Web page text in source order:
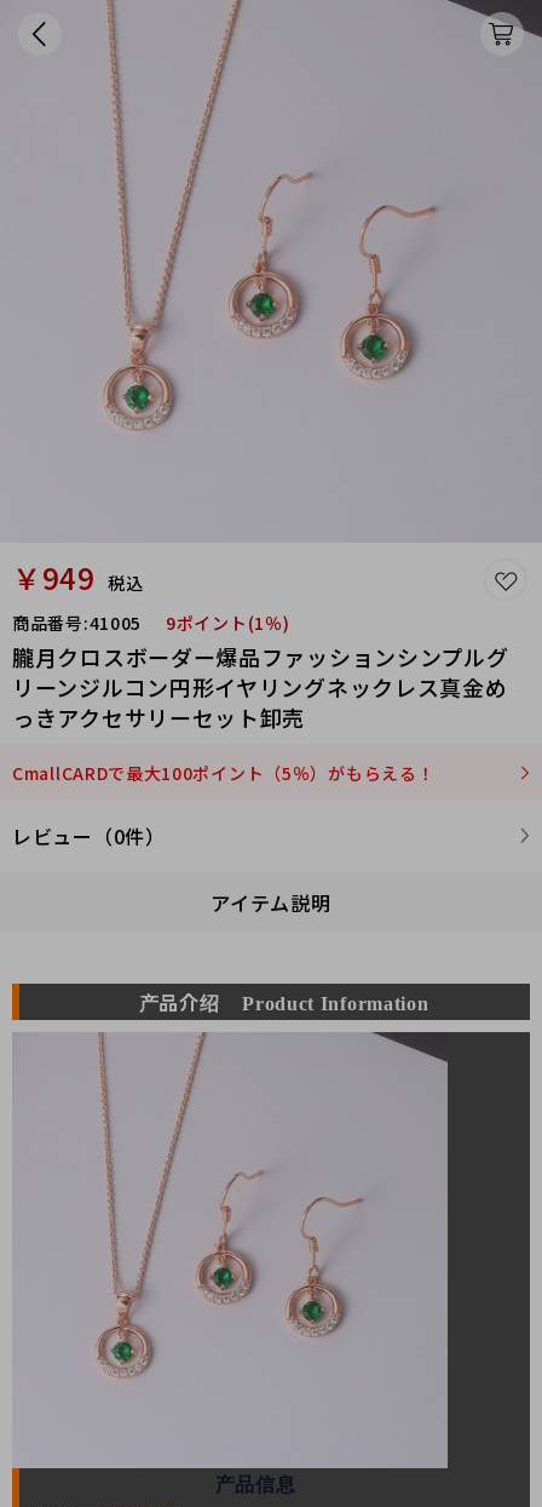
￥949 税込
商品番号:41005 9ポイント(1％)
朧月クロスボーダー爆品ファッションシンプルグ
リーンジルコン円形イヤリングネックレス真金め
っきアクセサリーセット卸売
CmallCARDで最大100ポイント（5％）がもらえる！
レビュー（0件）
アイテム説明
产品介绍Product Information
产品信息